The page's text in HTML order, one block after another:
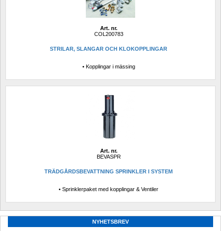
Art. nr.
COL200783
STRILAR, SLANGAR OCH KLOKOPPLINGAR
• Kopplingar i mässing
Art. nr.
BEVASPR
TRÄDGÅRDSBEVATTNING SPRINKLER I SYSTEM
• Sprinklerpaket med kopplingar & Ventiler
NYHETSBREV